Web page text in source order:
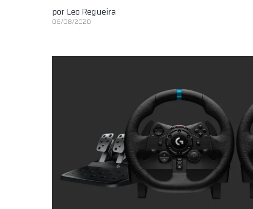
por Leo Regueira
06/08/2020